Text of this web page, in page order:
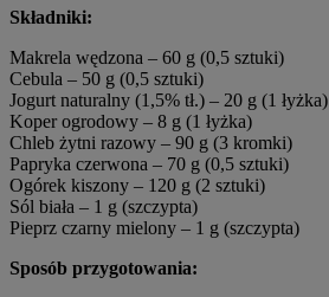
Składniki:
Makrela wędzona – 60 g (0,5 sztuki)
Cebula – 50 g (0,5 sztuki)
Jogurt naturalny (1,5% tł.) – 20 g (1 łyżka)
Koper ogrodowy – 8 g (1 łyżka)
Chleb żytni razowy – 90 g (3 kromki)
Papryka czerwona – 70 g (0,5 sztuki)
Ogórek kiszony – 120 g (2 sztuki)
Sól biała – 1 g (szczypta)
Pieprz czarny mielony – 1 g (szczypta)
Sposób przygotowania: